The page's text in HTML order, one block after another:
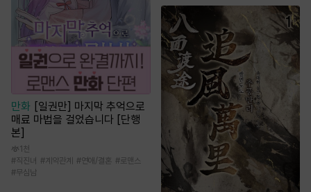
만화 [일권만] 마지막 추억으로
매료 마법을 걸었습니다 [단행
본]
1천
#직진녀 # 계약관계 #연애/결혼 #로맨스
#무심남